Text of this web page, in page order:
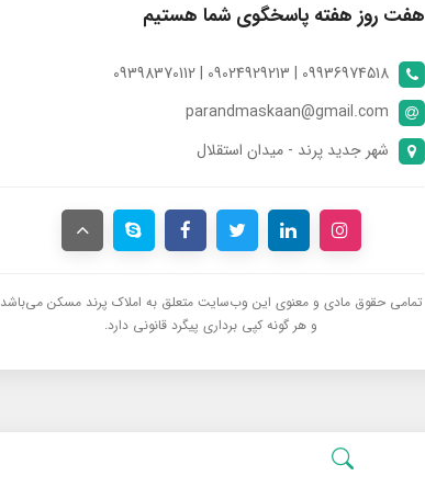
هفت روز هفته پاسخگوی شما هستیم
09936974518 | 09024929213 | 09398370112
parandmaskaan@gmail.com
شهر جدید پرند - میدان استقلال
تمامی حقوق مادی و معنوی این وب‌سایت متعلق به املاک پرند مسکن می‌باشد
و هر گونه کپی برداری پیگرد قانونی دارد.